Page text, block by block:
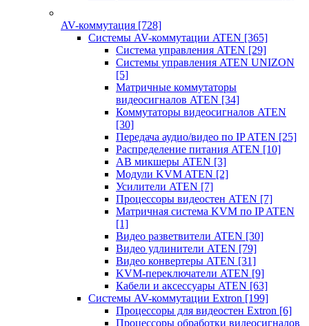
AV-коммутация [728]
Системы AV-коммутации ATEN [365]
Система управления ATEN [29]
Системы управления ATEN UNIZON
[5]
Матричные коммутаторы
видеосигналов ATEN [34]
Коммутаторы видеосигналов ATEN
[30]
Передача аудио/видео по IP ATEN [25]
Распределение питания ATEN [10]
АВ микшеры ATEN [3]
Модули KVM ATEN [2]
Усилители ATEN [7]
Процессоры видеостен ATEN [7]
Матричная система KVM по IP ATEN
[1]
Видео разветвители ATEN [30]
Видео удлинители ATEN [79]
Видео конвертеры ATEN [31]
KVM-переключатели ATEN [9]
Кабели и аксессуары ATEN [63]
Системы AV-коммутации Extron [199]
Процессоры для видеостен Extron [6]
Процессоры обработки видеосигналов